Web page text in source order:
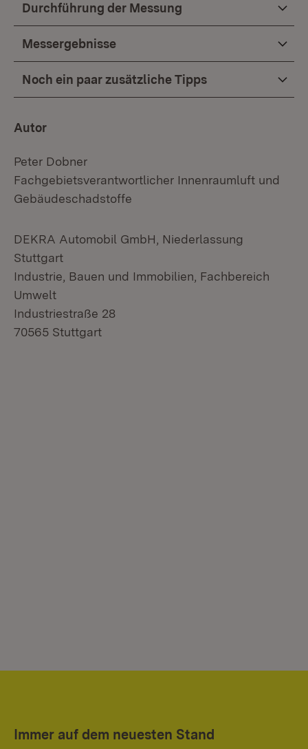
Durchführung der Messung
Messergebnisse
Noch ein paar zusätzliche Tipps
Autor
Peter Dobner
Fachgebietsverantwortlicher Innenraumluft und
Gebäudeschadstoffe
DEKRA Automobil GmbH, Niederlassung
Stuttgart
Industrie, Bauen und Immobilien, Fachbereich
Umwelt
Industriestraße 28
70565 Stuttgart
Immer auf dem neuesten Stand